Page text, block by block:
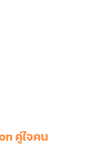
คู่ใจคน